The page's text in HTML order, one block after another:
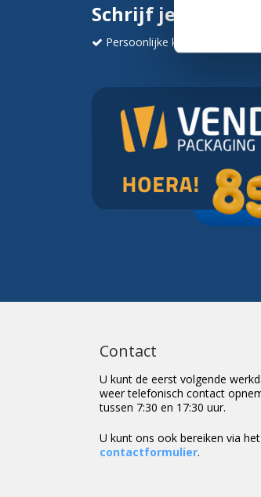
Schrijf je in en
Persoonlijke korting
Contact
U kunt de eerst volgende
weer telefonisch contact
tussen 7:30 en 17:30 uur.
U kunt ons ook bereiken via het
contactformulier.